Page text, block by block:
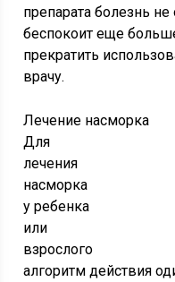
препарата болезнь не
беспокоит еще
прекратить
врачу.
Лечение насморка
Для
лечения
насморка
у ребенка
или
взрослого
алгоритм действия